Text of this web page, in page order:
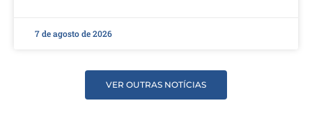
7 de agosto de 2026
VER OUTRAS NOTÍCIAS